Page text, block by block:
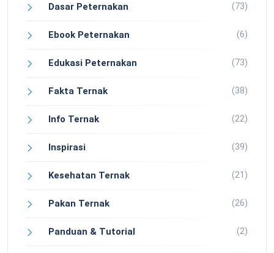
Dasar Peternakan (73)
Ebook Peternakan (6)
Edukasi Peternakan (73)
Fakta Ternak (38)
Info Ternak (22)
Inspirasi (39)
Kesehatan Ternak (21)
Pakan Ternak (26)
Panduan & Tutorial (2)